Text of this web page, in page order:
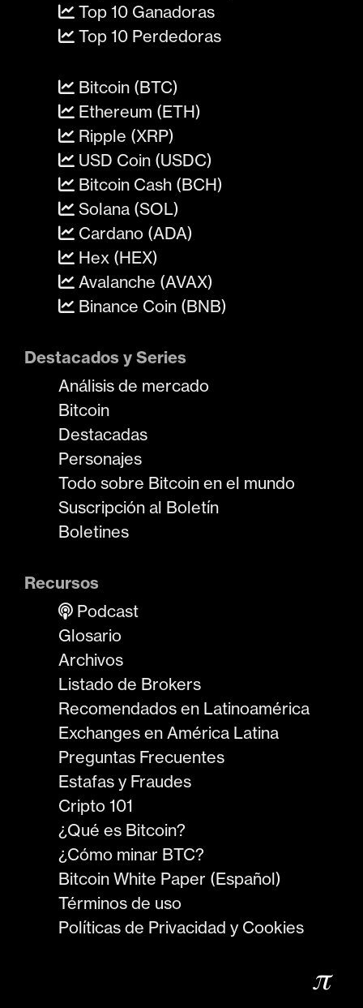
Top 10 Ganadoras
Top 10 Perdedoras
Bitcoin (BTC)
Ethereum (ETH)
Ripple (XRP)
USD Coin (USDC)
Bitcoin Cash (BCH)
Solana (SOL)
Cardano (ADA)
Hex (HEX)
Avalanche (AVAX)
Binance Coin (BNB)
Destacados y Series
Análisis de mercado
Bitcoin
Destacadas
Personajes
Todo sobre Bitcoin en el mundo
Suscripción al Boletín
Boletines
Recursos
Podcast
Glosario
Archivos
Listado de Brokers
Recomendados en Latinoamérica
Exchanges en América Latina
Preguntas Frecuentes
Estafas y Fraudes
Cripto 101
¿Qué es Bitcoin?
¿Cómo minar BTC?
Bitcoin White Paper (Español)
Términos de uso
Políticas de Privacidad y Cookies
𝜋